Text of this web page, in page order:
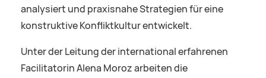
analysiert und praxisnahe Strategien für eine
konstruktive Konfliktkultur entwickelt.
Unter der Leitung der international erfahrenen
Facilitatorin Alena Moroz arbeiten die